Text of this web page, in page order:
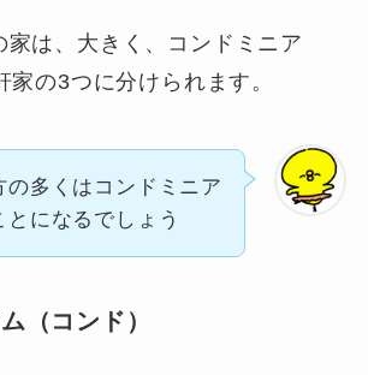
家は、大きく、コンドミニア
家の3つに分けられます。
の多くはコンドミニア
とになるでしょう
（コンド）